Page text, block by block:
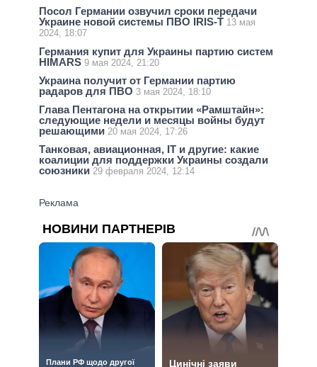
Посол Германии озвучил сроки передачи
Украине новой системы ПВО IRIS-T 13 мая
2024, 18:07
Германия купит для Украины партию систем
HIMARS 9 мая 2024, 21:20
Украина получит от Германии партию
радаров для ПВО 3 мая 2024, 18:10
Глава Пентагона на открытии «Рамштайн»:
следующие недели и месяцы войны будут
решающими 20 мая 2024, 17:26
Танковая, авиационная, IT и другие: какие
коалиции для поддержки Украины создали
союзники 29 февраля 2024, 12:14